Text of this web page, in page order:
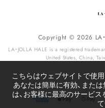
Copyright © 2026 LA
LA・JOLLA HALE is a registered
United States, China,
こちらはウェブサイトで使
あなたは簡単に有効、また
は、お客様に最高のサービ